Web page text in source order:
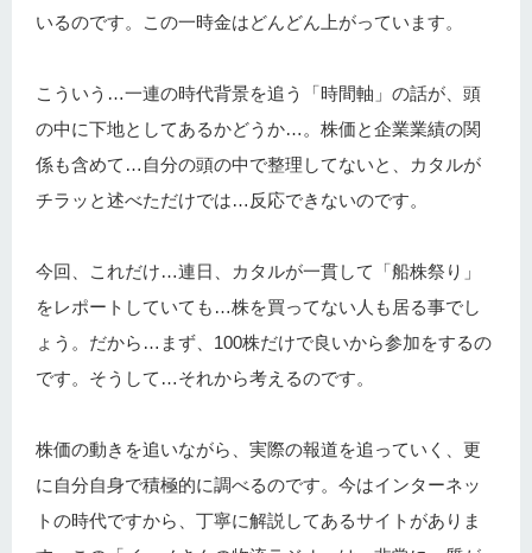
いるのです。この一時金はどんどん上がっています。
こういう…一連の時代背景を追う「時間軸」の話が、頭
の中に下地としてあるかどうか…。株価と企業業績の関
係も含めて…自分の頭の中で整理してないと、カタルが
チラッと述べただけでは…反応できないのです。
今回、これだけ…連日、カタルが一貫して「船株祭り」
をレポートしていても…株を買ってない人も居る事でし
ょう。だから…まず、100株だけで良いから参加をするの
です。そうして…それから考えるのです。
株価の動きを追いながら、実際の報道を追っていく、更
に自分自身で積極的に調べるのです。今はインターネッ
トの時代ですから、丁寧に解説してあるサイトがありま